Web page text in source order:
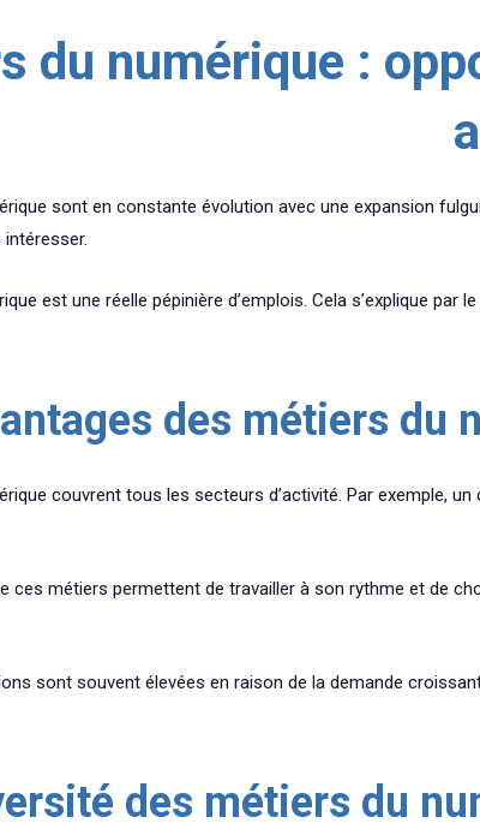
du numérique :
sont en constante évolution avec une expansion
est une réelle pépinière d’emplois. Cela s’explique
des métiers du
couvrent tous les secteurs d’activité. Par exemple,
ces métiers permettent de travailler à son rythme et de
sont souvent élevées en raison de la demande
des métiers du